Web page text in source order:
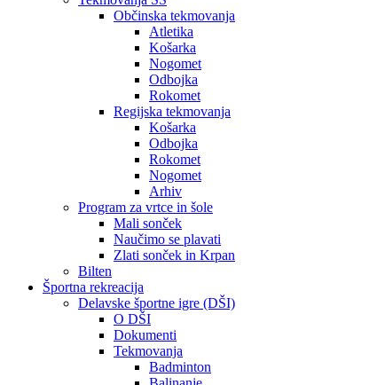
Občinska tekmovanja
Atletika
Košarka
Nogomet
Odbojka
Rokomet
Regijska tekmovanja
Košarka
Odbojka
Rokomet
Nogomet
Arhiv
Program za vrtce in šole
Mali sonček
Naučimo se plavati
Zlati sonček in Krpan
Bilten
Športna rekreacija
Delavske športne igre (DŠI)
O DŠI
Dokumenti
Tekmovanja
Badminton